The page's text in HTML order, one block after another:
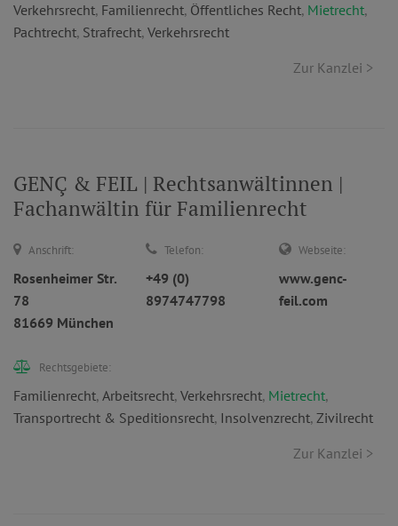
Verkehrsrecht, Familienrecht, Öffentliches Recht, Mietrecht,
Pachtrecht, Strafrecht, Verkehrsrecht
Zur Kanzlei >
GENÇ & FEIL | Rechtsanwältinnen |
Fachanwältin für Familienrecht
Anschrift:
Rosenheimer Str.
78
81669 München
Telefon:
+49 (0)
8974747798
Webseite:
www.genc-
feil.com
Rechtsgebiete:
Familienrecht, Arbeitsrecht, Verkehrsrecht, Mietrecht,
Transportrecht & Speditionsrecht, Insolvenzrecht, Zivilrecht
Zur Kanzlei >